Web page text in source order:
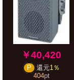
￥40,420
P 還元1％
404pt